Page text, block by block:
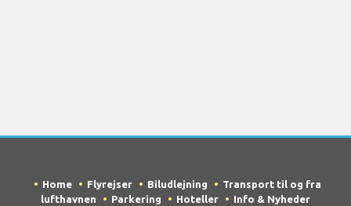
Home Flyrejser Biludlejning
Transport til og fra
lufthavnen
Parkering Hoteller Info & Nyheder